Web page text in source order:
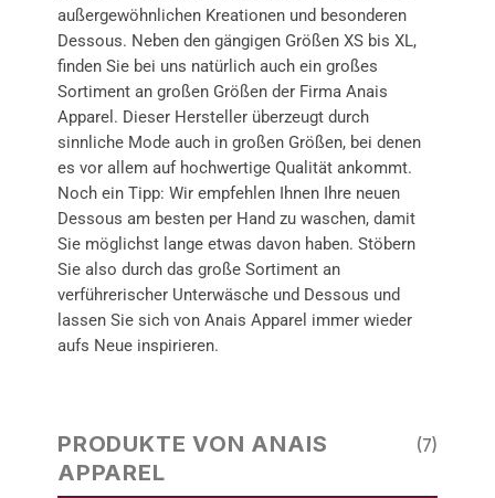
außergewöhnlichen Kreationen und besonderen
Dessous. Neben den gängigen Größen XS bis XL,
finden Sie bei uns natürlich auch ein großes
Sortiment an großen Größen der Firma Anais
Apparel. Dieser Hersteller überzeugt durch
sinnliche Mode auch in großen Größen, bei denen
es vor allem auf hochwertige Qualität ankommt.
Noch ein Tipp: Wir empfehlen Ihnen Ihre neuen
Dessous am besten per Hand zu waschen, damit
Sie möglichst lange etwas davon haben. Stöbern
Sie also durch das große Sortiment an
verführerischer Unterwäsche und Dessous und
lassen Sie sich von Anais Apparel immer wieder
aufs Neue inspirieren.
PRODUKTE VON ANAIS
APPAREL
(7)